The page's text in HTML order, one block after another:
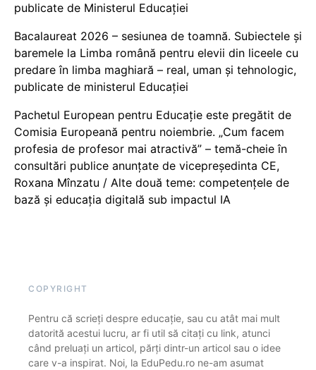
publicate de Ministerul Educației
Bacalaureat 2026 – sesiunea de toamnă. Subiectele și
baremele la Limba română pentru elevii din liceele cu
predare în limba maghiară – real, uman și tehnologic,
publicate de ministerul Educației
Pachetul European pentru Educație este pregătit de
Comisia Europeană pentru noiembrie. „Cum facem
profesia de profesor mai atractivă” – temă-cheie în
consultări publice anunțate de vicepreședinta CE,
Roxana Mînzatu / Alte două teme: competențele de
bază și educația digitală sub impactul IA
COPYRIGHT
Pentru că scrieți despre educație, sau cu atât mai mult
datorită acestui lucru, ar fi util să citați cu link, atunci
când preluați un articol, părți dintr-un articol sau o idee
care v-a inspirat. Noi, la EduPedu.ro ne-am asumat